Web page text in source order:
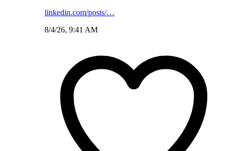
linkedin.com/posts/…
8/4/26, 9:41 AM